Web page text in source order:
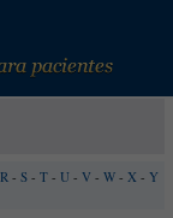
R - S - T - U - V - W - X - Y